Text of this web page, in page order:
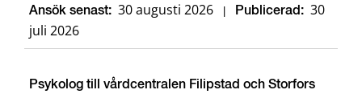
Ansök senast: 30 augusti 2026 Publicerad: 30
juli 2026
Psykolog till vårdcentralen Filipstad och Storfors